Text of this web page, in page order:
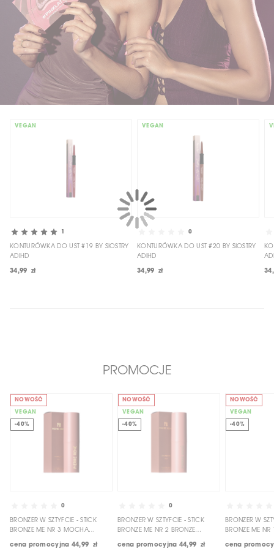
VEGAN
1
KONTURÓWKA DO UST #19 BY SIOSTRY
ADIHD
34,99 zł
VEGAN
0
KONTURÓWKA DO UST #20 BY SIOSTRY
ADIHD
34,99 zł
PROMOCJE
NOWOŚĆ
VEGAN
-40%
0
BRONZER W SZTYFCIE - STICK
BRONZE ME NR 3 MOCHA
cena promocyjna 44,99 zł
NOWOŚĆ
VEGAN
-40%
0
BRONZER W SZTYFCIE - STICK
BRONZE ME NR 2 BRONZE
cena promocyjna 44,99 zł
NOWOŚĆ
VEGAN
-40%
BRONZER W
BRONZE ME NR
cena